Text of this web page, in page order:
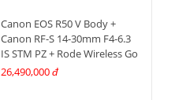
Canon EOS R50 V Body +
Canon RF-S 14-30mm F4-6.3
IS STM PZ + Rode Wireless Go
III
26,490,000 đ